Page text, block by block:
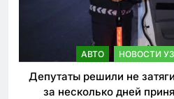
АВТО НОВОСТИ
Депутаты решили не
за несколько дней